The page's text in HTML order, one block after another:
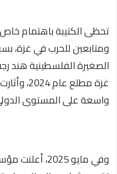
تحظى الكتيبة باهتمام
ومتابعين للحرب في غزة،
الصغيرة الفلسطينية هند
غزة مطلع
واسعة على المستوى
وفي مايو